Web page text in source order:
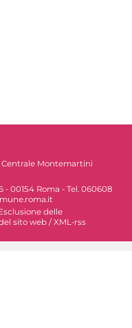
Montemartini
00154 Roma - Tel. 060608
delle
sito web /XML-rss